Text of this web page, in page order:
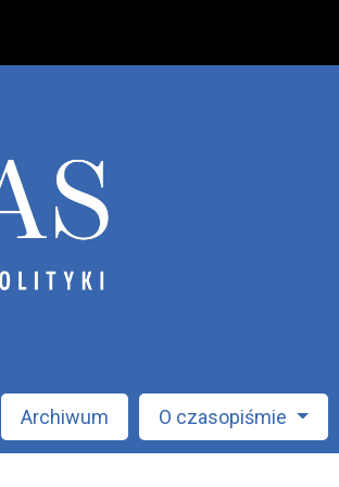
Archiwum O czasopiśmie